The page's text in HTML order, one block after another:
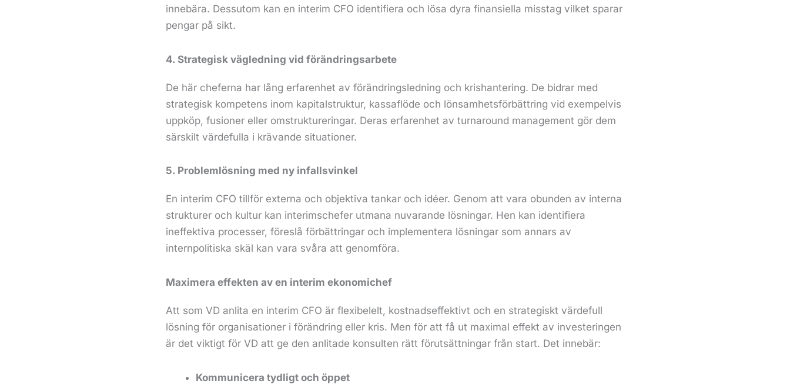
innebära. Dessutom kan en interim CFO identifiera och lösa dyra finansiella misstag vilket sparar
pengar på sikt.
4. Strategisk vägledning vid förändringsarbete
De här cheferna har lång erfarenhet av förändringsledning och krishantering. De bidrar med
strategisk kompetens inom kapitalstruktur, kassaflöde och lönsamhetsförbättring vid exempelvis
uppköp, fusioner eller omstruktureringar. Deras erfarenhet av turnaround management gör dem
särskilt värdefulla i krävande situationer.
5. Problemlösning med ny infallsvinkel
En interim CFO tillför externa och objektiva tankar och idéer. Genom att vara obunden av interna
strukturer och kultur kan interimschefer utmana nuvarande lösningar. Hen kan identifiera
ineffektiva processer, föreslå förbättringar och implementera lösningar som annars av
internpolitiska skäl kan vara svåra att genomföra.
Maximera effekten av en interim ekonomichef
Att som VD anlita en interim CFO är flexibelelt, kostnadseffektivt och en strategiskt värdefull
lösning för organisationer i förändring eller kris. Men för att få ut maximal effekt av investeringen
är det viktigt för VD att ge den anlitade konsulten rätt förutsättningar från start. Det innebär:
Kommunicera tydligt och öppet